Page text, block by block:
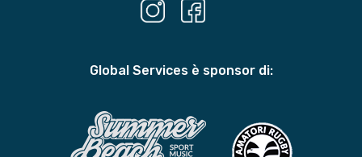
Global Services è sponsor di: